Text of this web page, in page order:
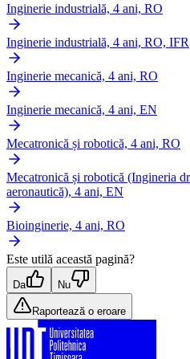
Inginerie industrială, 4 ani, RO
Inginerie industrială, 4 ani, RO, IFR
Inginerie mecanică, 4 ani, RO
Inginerie mecanică, 4 ani, EN
Mecatronică și robotică, 4 ani, RO
Mecatronică și robotică (Ingineria
aeronautică), 4 ani, EN
Bioinginerie, 4 ani, RO
Este utilă această pagină?
Da Nu
Raportează o eroare